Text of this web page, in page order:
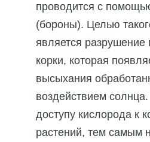
проводится с
(бороны). Целью
является разрушение
корки, которая
высыхания
воздействием
доступу кислорода к
растений, тем самым